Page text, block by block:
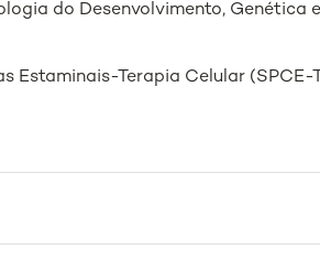
do Desenvolvimento, Genética e
Estaminais-Terapia Celular (SPCE-